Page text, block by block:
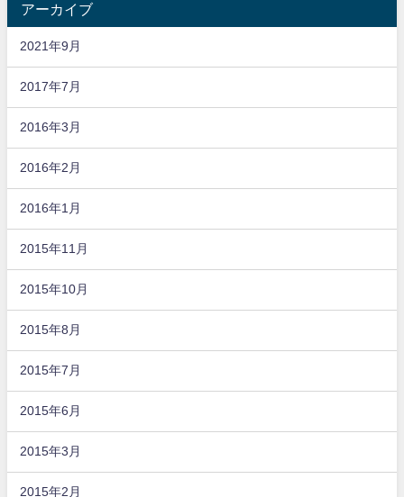
アーカイブ
2021年9月
2017年7月
2016年3月
2016年2月
2016年1月
2015年11月
2015年10月
2015年8月
2015年7月
2015年6月
2015年3月
2015年2月